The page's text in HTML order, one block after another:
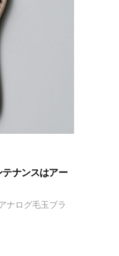
ナンスはアー
ナログ毛玉ブラ